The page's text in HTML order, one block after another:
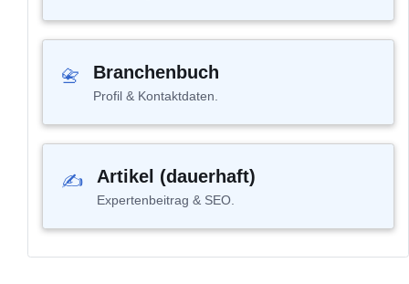
📇 Branchenbuch
Profil & Kontaktdaten.
✍ Artikel (dauerhaft)
Expertenbeitrag & SEO.